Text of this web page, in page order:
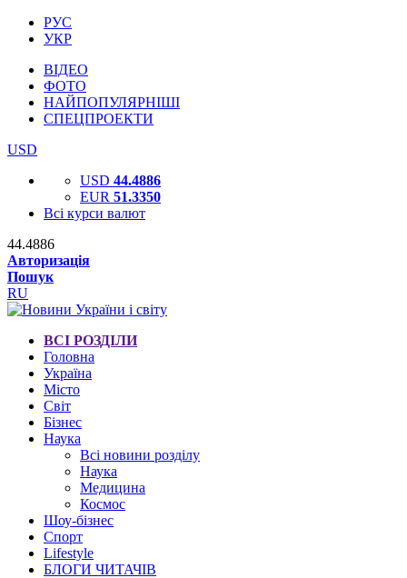
РУС
УКР
ВІДЕО
ФОТО
НАЙПОПУЛЯРНІШІ
СПЕЦПРОЕКТИ
USD
USD 44.4886
EUR 51.3350
Всі курси валют
44.4886
Авторизація
Пошук
RU
ВСІ РОЗДІЛИ
Головна
Україна
Місто
Світ
Бізнес
Наука
Всі новини розділу
Наука
Медицина
Космос
Шоу-бізнес
Спорт
Lifestyle
БЛОГИ ЧИТАЧІВ